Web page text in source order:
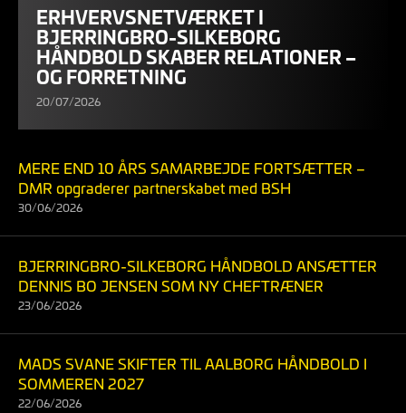
ERHVERVSNETVÆRKET I
BJERRINGBRO-SILKEBORG
HÅNDBOLD SKABER RELATIONER –
OG FORRETNING
20/07/2026
MERE END 10 ÅRS SAMARBEJDE FORTSÆTTER –
DMR opgraderer partnerskabet med BSH
30/06/2026
BJERRINGBRO-SILKEBORG HÅNDBOLD ANSÆTTER
DENNIS BO JENSEN SOM NY CHEFTRÆNER
23/06/2026
MADS SVANE SKIFTER TIL AALBORG HÅNDBOLD I
SOMMEREN 2027
22/06/2026